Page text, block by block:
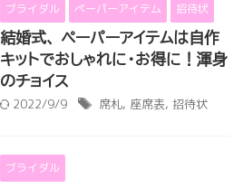
ブライダル ペーパーアイテム
招待状
結婚式、 ペーパーアイテムは自作
キットでおしゃれに・お得に！渾身
のチョイス
2022/9/9 席札, 座席表, 招待状
ブライダル